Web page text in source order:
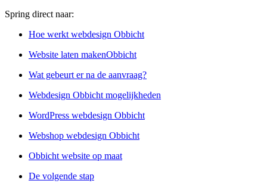
Spring direct naar:
Hoe werkt webdesign Obbicht
Website laten makenObbicht
Wat gebeurt er na de aanvraag?
Webdesign Obbicht mogelijkheden
WordPress webdesign Obbicht
Webshop webdesign Obbicht
Obbicht website op maat
De volgende stap